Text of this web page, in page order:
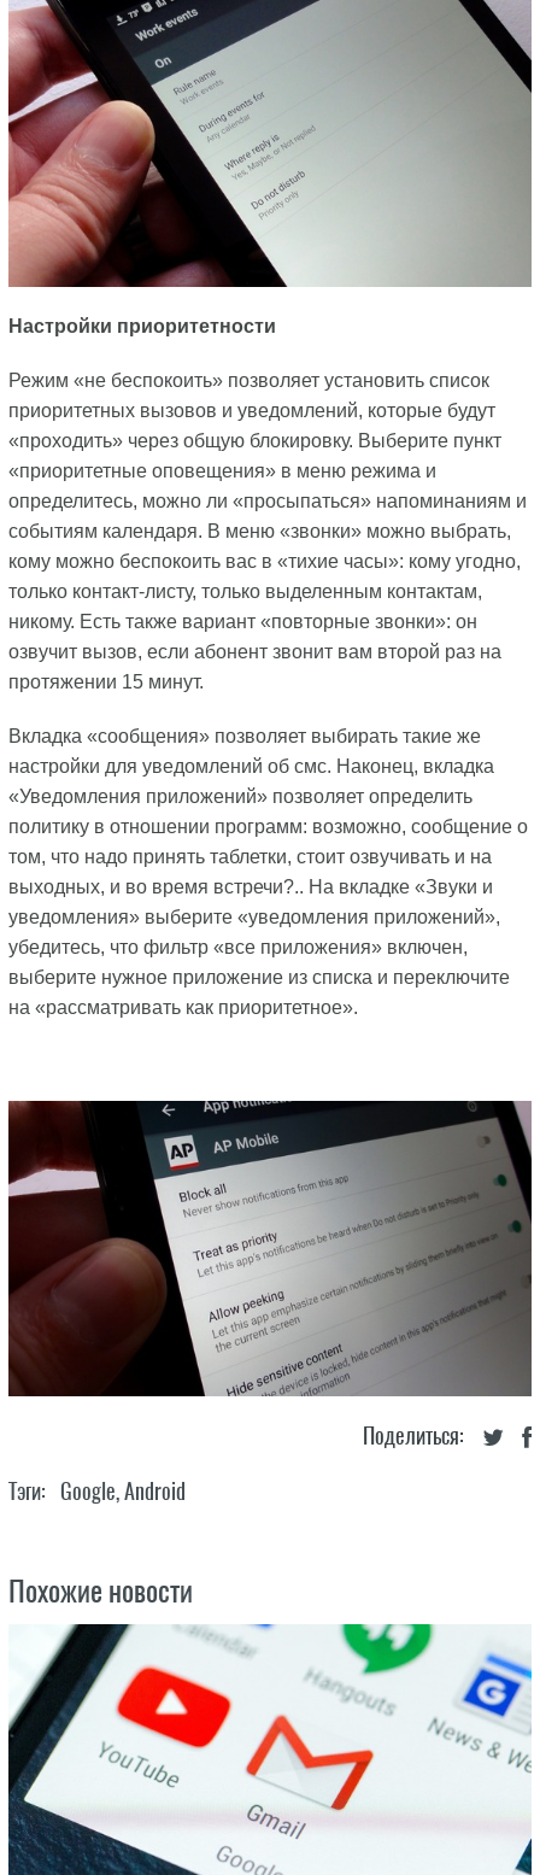
Настройки приоритетности
Режим «не беспокоить» позволяет установить список
приоритетных вызовов и уведомлений, которые будут
«проходить» через общую блокировку. Выберите пункт
«приоритетные оповещения» в меню режима и
определитесь, можно ли «просыпаться» напоминаниям и
событиям календаря. В меню «звонки» можно выбрать,
кому можно беспокоить вас в «тихие часы»: кому угодно,
только контакт-листу, только выделенным контактам,
никому. Есть также вариант «повторные звонки»: он
озвучит вызов, если абонент звонит вам второй раз на
протяжении 15 минут.
Вкладка «сообщения» позволяет выбирать такие же
настройки для уведомлений об смс. Наконец, вкладка
«Уведомления приложений» позволяет определить
политику в отношении программ: возможно, сообщение о
том, что надо принять таблетки, стоит озвучивать и на
выходных, и во время встречи?.. На вкладке «Звуки и
уведомления» выберите «уведомления приложений»,
убедитесь, что фильтр «все приложения» включен,
выберите нужное приложение из списка и переключите
на «рассматривать как приоритетное».
Поделиться:
Тэги: Google,Android
Похожие новости